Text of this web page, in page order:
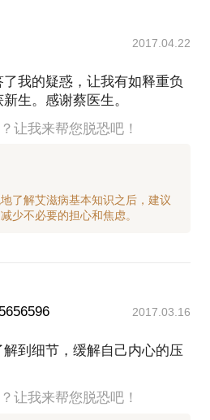
2017.04.22
我的疑惑，让我有如释重负
生。感谢蔡医生。
让我来帮您脱恐吧！
了解艾滋病基本知识之后，建议
2017.03.16
到细节，缓解自己内心的压
让我来帮您脱恐吧！